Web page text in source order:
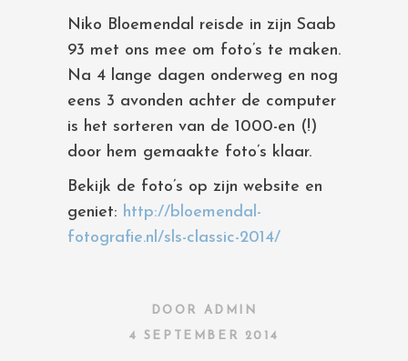
Niko Bloemendal reisde in zijn Saab
93 met ons mee om foto’s te maken.
Na 4 lange dagen onderweg en nog
eens 3 avonden achter de computer
is het sorteren van de 1000-en (!)
door hem gemaakte foto’s klaar.
Bekijk de foto’s op zijn website en
geniet: http://bloemendal-
fotografie.nl/sls-classic-2014/
DOOR ADMIN
4 SEPTEMBER 2014